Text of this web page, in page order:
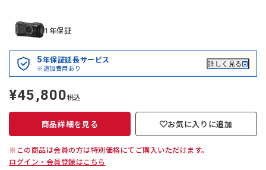
1年保証
5年保証延長サービス
※追加費用あり
詳しく見る
定
価
¥45,800税込
商品詳細を見る お気に入りに追加
※この商品は会員の方は特別価格にてご購入いただけます。
ログイン・会員登録はこちら